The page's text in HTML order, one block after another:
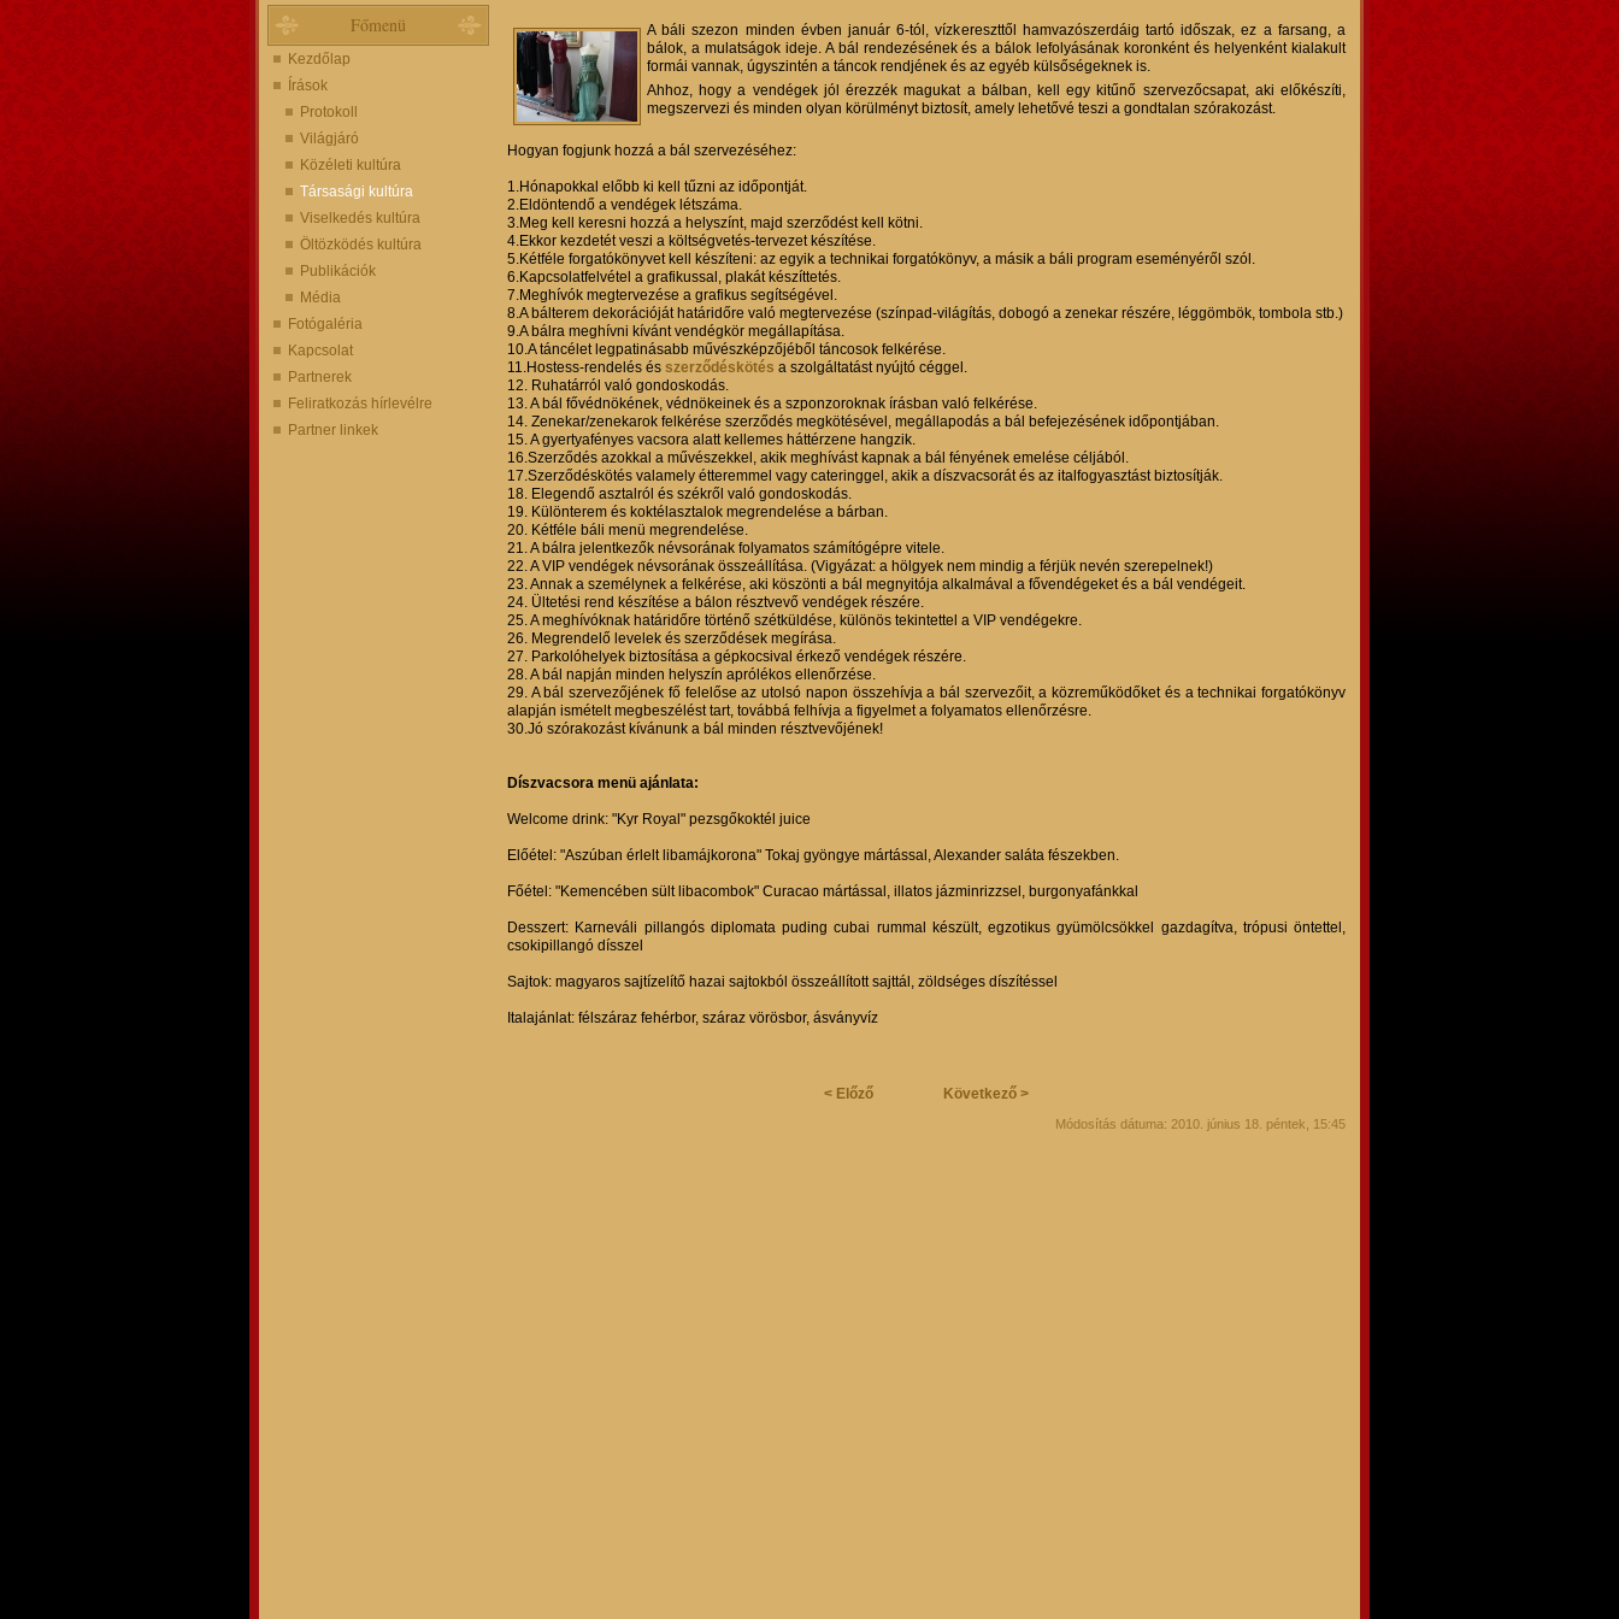
Főmenü
Kezdőlap
Írások
Protokoll
Világjáró
Közéleti kultúra
Társasági kultúra
Viselkedés kultúra
Öltözködés kultúra
Publikációk
Média
Fotógaléria
Kapcsolat
Partnerek
Feliratkozás hírlevélre
Partner linkek
A báli szezon minden évben január 6-tól, vízkereszttől hamvazószerdáig tartó időszak, ez a farsang, a
bálok, a mulatságok ideje. A bál rendezésének és a bálok lefolyásának koronként és helyenként kialakult
formái vannak, úgyszintén a táncok rendjének és az egyéb külsőségeknek is.
Ahhoz, hogy a vendégek jól érezzék magukat a bálban, kell egy kitűnő szervezőcsapat, aki előkészíti,
megszervezi és minden olyan körülményt biztosít, amely lehetővé teszi a gondtalan szórakozást.
Hogyan fogjunk hozzá a bál szervezéséhez:
1.Hónapokkal előbb ki kell tűzni az időpontját.
2.Eldöntendő a vendégek létszáma.
3.Meg kell keresni hozzá a helyszínt, majd szerződést kell kötni.
4.Ekkor kezdetét veszi a költségvetés-tervezet készítése.
5.Kétféle forgatókönyvet kell készíteni: az egyik a technikai forgatókönyv, a másik a báli program eseményéről szól.
6.Kapcsolatfelvétel a grafikussal, plakát készíttetés.
7.Meghívók megtervezése a grafikus segítségével.
8.A bálterem dekorációját határidőre való megtervezése (színpad-világítás, dobogó a zenekar részére, léggömbök, tombola stb.)
9.A bálra meghívni kívánt vendégkör megállapítása.
10.A táncélet legpatinásabb művészképzőjéből táncosok felkérése.
11.Hostess-rendelés és szerződéskötés a szolgáltatást nyújtó céggel.
12. Ruhatárról való gondoskodás.
13. A bál fővédnökének, védnökeinek és a szponzoroknak írásban való felkérése.
14. Zenekar/zenekarok felkérése szerződés megkötésével, megállapodás a bál befejezésének időpontjában.
15. A gyertyafényes vacsora alatt kellemes háttérzene hangzik.
16.Szerződés azokkal a művészekkel, akik meghívást kapnak a bál fényének emelése céljából.
17.Szerződéskötés valamely étteremmel vagy cateringgel, akik a díszvacsorát és az italfogyasztást biztosítják.
18. Elegendő asztalról és székről való gondoskodás.
19. Különterem és koktélasztalok megrendelése a bárban.
20. Kétféle báli menü megrendelése.
21. A bálra jelentkezők névsorának folyamatos számítógépre vitele.
22. A VIP vendégek névsorának összeállítása. (Vigyázat: a hölgyek nem mindig a férjük nevén szerepelnek!)
23. Annak a személynek a felkérése, aki köszönti a bál megnyitója alkalmával a fővendégeket és a bál vendégeit.
24. Ültetési rend készítése a bálon résztvevő vendégek részére.
25. A meghívóknak határidőre történő szétküldése, különös tekintettel a VIP vendégekre.
26. Megrendelő levelek és szerződések megírása.
27. Parkolóhelyek biztosítása a gépkocsival érkező vendégek részére.
28. A bál napján minden helyszín aprólékos ellenőrzése.
29. A bál szervezőjének fő felelőse az utolsó napon összehívja a bál szervezőit, a közreműködőket és a technikai forgatókönyv
alapján ismételt megbeszélést tart, továbbá felhívja a figyelmet a folyamatos ellenőrzésre.
30.Jó szórakozást kívánunk a bál minden résztvevőjének!
Díszvacsora menü ajánlata:
Welcome drink: "Kyr Royal" pezsgőkoktél juice
Előétel: "Aszúban érlelt libamájkorona" Tokaj gyöngye mártással, Alexander saláta fészekben.
Főétel: "Kemencében sült libacombok" Curacao mártással, illatos jázminrizzsel, burgonyafánkkal
Desszert: Karneváli pillangós diplomata puding cubai rummal készült, egzotikus gyümölcsökkel gazdagítva, trópusi öntettel,
csokipillangó dísszel
Sajtok: magyaros sajtízelítő hazai sajtokból összeállított sajttál, zöldséges díszítéssel
Italajánlat: félszáraz fehérbor, száraz vörösbor, ásványvíz
< Előző Következő >
Módosítás dátuma: 2010. június 18. péntek, 15:45